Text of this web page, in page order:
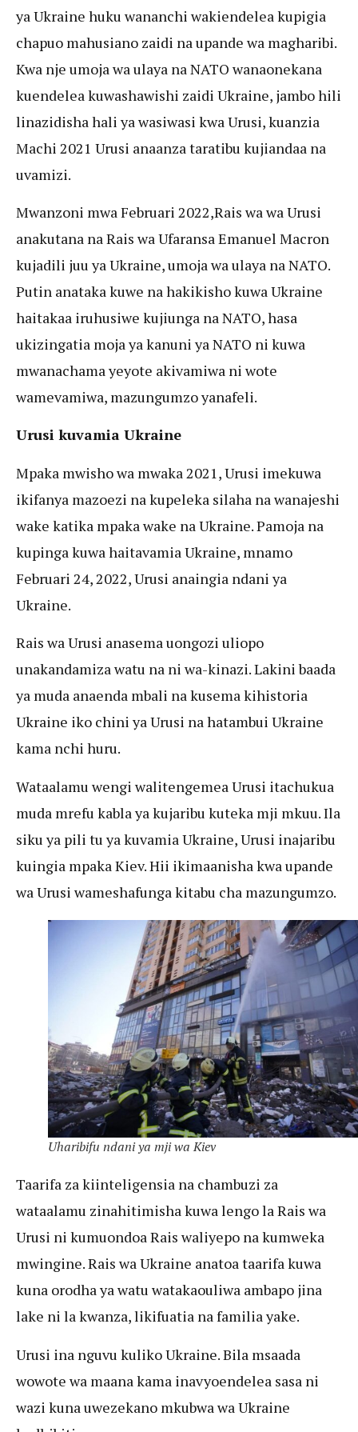
ya Ukraine huku wananchi wakiendelea kupigia
chapuo mahusiano zaidi na upande wa magharibi.
Kwa nje umoja wa ulaya na NATO wanaonekana
kuendelea kuwashawishi zaidi Ukraine, jambo hili
linazidisha hali ya wasiwasi kwa Urusi, kuanzia
Machi 2021 Urusi anaanza taratibu kujiandaa na
uvamizi.
Mwanzoni mwa Februari 2022,Rais wa wa Urusi
anakutana na Rais wa Ufaransa Emanuel Macron
kujadili juu ya Ukraine, umoja wa ulaya na NATO.
Putin anataka kuwe na hakikisho kuwa Ukraine
haitakaa iruhusiwe kujiunga na NATO, hasa
ukizingatia moja ya kanuni ya NATO ni kuwa
mwanachama yeyote akivamiwa ni wote
wamevamiwa, mazungumzo yanafeli.
Urusi kuvamia Ukraine
Mpaka mwisho wa mwaka 2021, Urusi imekuwa
ikifanya mazoezi na kupeleka silaha na wanajeshi
wake katika mpaka wake na Ukraine. Pamoja na
kupinga kuwa haitavamia Ukraine, mnamo
Februari 24, 2022, Urusi anaingia ndani ya
Ukraine.
Rais wa Urusi anasema uongozi uliopo
unakandamiza watu na ni wa-kinazi. Lakini baada
ya muda anaenda mbali na kusema kihistoria
Ukraine iko chini ya Urusi na hatambui Ukraine
kama nchi huru.
Wataalamu wengi walitengemea Urusi itachukua
muda mrefu kabla ya kujaribu kuteka mji mkuu. Ila
siku ya pili tu ya kuvamia Ukraine, Urusi inajaribu
kuingia mpaka Kiev. Hii ikimaanisha kwa upande
wa Urusi wameshafunga kitabu cha mazungumzo.
Uharibifu ndani ya mji wa Kiev
Taarifa za kiinteligensia na chambuzi za
wataalamu zinahitimisha kuwa lengo la Rais wa
Urusi ni kumuondoa Rais waliyepo na kumweka
mwingine. Rais wa Ukraine anatoa taarifa kuwa
kuna orodha ya watu watakaouliwa ambapo jina
lake ni la kwanza, likifuatia na familia yake.
Urusi ina nguvu kuliko Ukraine. Bila msaada
wowote wa maana kama inavyoendelea sasa ni
wazi kuna uwezekano mkubwa wa Ukraine